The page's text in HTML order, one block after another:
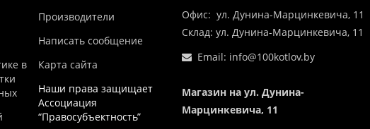
в
Производители
Написать сообщение
Карта сайта
Наши права защищает
Ассоциация
“Правосубъектность”
Офис: ул. Дунина-Марцинкевича, 11
Склад: ул. Дунина-Марцинкевича, 11
Email: info@100kotlov.by
Магазин на ул. Дунина-
Марцинкевича, 11